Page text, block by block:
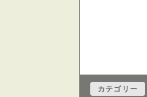
カテゴリー